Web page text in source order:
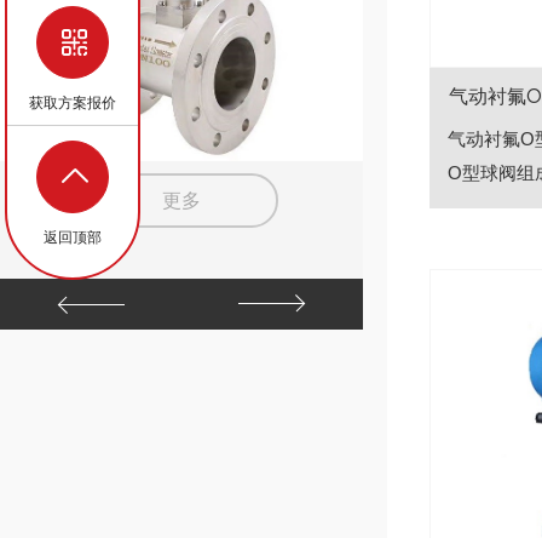
更多
气动衬氟
气动衬氟O
O型球阀组
获取方案报价
返回顶部